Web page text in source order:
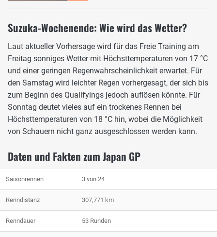
Suzuka-Wochenende: Wie wird das Wetter?
Laut aktueller Vorhersage wird für das Freie Training am
Freitag sonniges Wetter mit Höchsttemperaturen von 17 °C
und einer geringen Regenwahrscheinlichkeit erwartet. Für
den Samstag wird leichter Regen vorhergesagt, der sich bis
zum Beginn des Qualifyings jedoch auflösen könnte. Für
Sonntag deutet vieles auf ein trockenes Rennen bei
Höchsttemperaturen von 18 °C hin, wobei die Möglichkeit
von Schauern nicht ganz ausgeschlossen werden kann.
Daten und Fakten zum Japan GP
Saisonrennen 3 von 24
Renndistanz 307,771 km
Renndauer 53 Runden